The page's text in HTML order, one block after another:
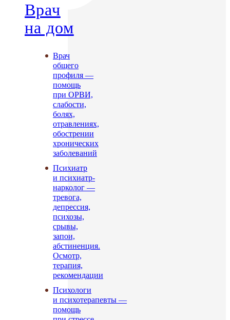
Врач
на дом
Врач
общего
профиля —
помощь
при ОРВИ,
слабости,
болях,
отравлениях,
обострении
хронических
заболеваний
Психиатр
и психиатр-
нарколог —
тревога,
депрессия,
психозы,
срывы,
запои,
абстиненция.
Осмотр,
терапия,
рекомендации
Психологи
и психотерапевты —
помощь